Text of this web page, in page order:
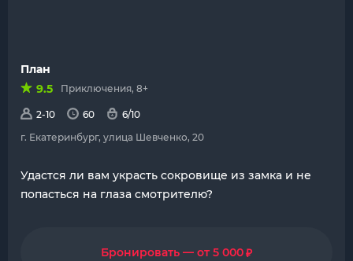
План
9.5
Приключения, 8+
2-10 60
6/10
г. Екатеринбург, улица Шевченко, 20
Удастся ли вам украсть сокровище из замка и не
попасться на глаза смотрителю?
Бронировать — от 5 000₽